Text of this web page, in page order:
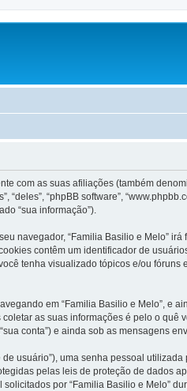
as suas afiliações (também
“phpBB software”,
“sua informação”).
navegador, “Familia Basilio e Melo”
contêm um identificador de
tenha visualizado tópicos e/ou
em “Familia Basilio e Melo”, e
as suas informações é pelo o
conta”) e ainda sob as mensagens
usuário”), uma senha pessoal
pelas leis de proteção de dados
por “Familia Basilio e Melo”